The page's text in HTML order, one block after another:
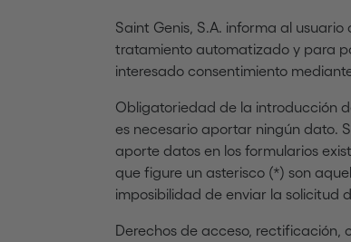
Saint Genis, S.A. informa al
tratamiento automatizado y para
interesado consentimiento
Obligatoriedad de la introducción
es necesario aportar ningún dato.
aporte datos en los formularios
que figure un asterisco (*) son
imposibilidad de enviar la solicitud
Derechos de acceso, rectificación,